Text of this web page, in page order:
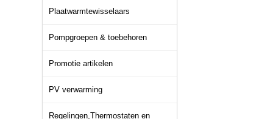
Plaatwarmtewisselaars
Pompgroepen & toebehoren
Promotie artikelen
PV verwarming
Regelingen,Thermostaten en